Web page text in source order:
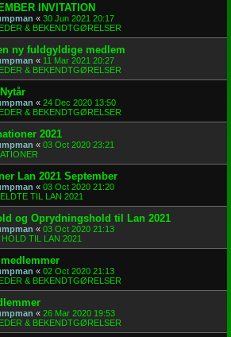
INVITATION
« 30 Jun 2021 20:17
& BEKENDTGØRELSER
ny fuldgyldige medlem
« 11 Mar 2021 20:27
& BEKENDTGØRELSER
« 24 Dec 2020 13:50
& BEKENDTGØRELSER
2021
« 03 Oct 2020 23:21
Lan 2021 September
« 03 Oct 2020 21:20
TIL LAN 2021
og Oprydningshold til Lan 2021
« 03 Oct 2020 21:13
TIL LAN 2021
« 02 Oct 2020 21:13
& BEKENDTGØRELSER
« 26 Mar 2020 19:53
& BEKENDTGØRELSER